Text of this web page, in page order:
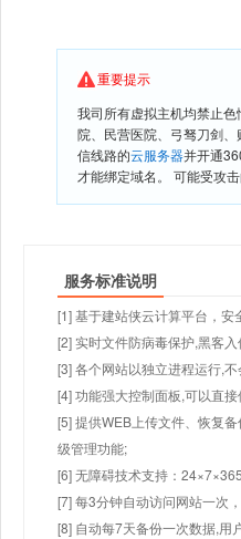
重要提示
我司所有虚拟主机均禁止
院、民营医院、弓驽刀剑
信线路的云服务器并开通
才能绑定域名。 可能受攻
服务标准说明
[1] 基于建站侠云计算平台，安
[2] 实时文件防病毒保护,黑客
[3] 各个网站以独立进程运行,
[4] 功能强大控制面板,可以直
[5] 提供WEB上传文件、恢复
级管理功能;
[6] 无障碍技术支持：
[7] 每3分钟自动访问网站一次
[8] 自动每7天备份一次数据,用